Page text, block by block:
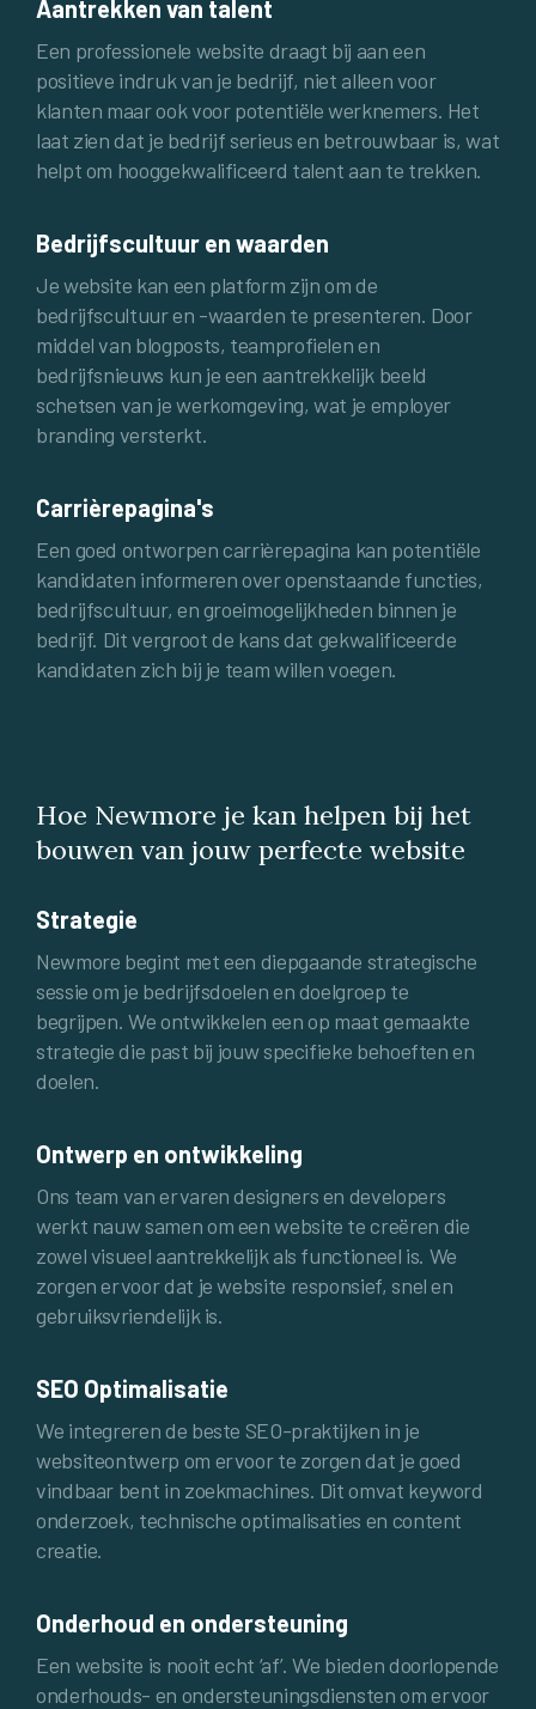
Aantrekken van talent
Een professionele website draagt bij aan een
positieve indruk van je bedrijf, niet alleen voor
klanten maar ook voor potentiële werknemers. Het
laat zien dat je bedrijf serieus en betrouwbaar is, wat
helpt om hooggekwalificeerd talent aan te trekken.
Bedrijfscultuur en waarden
Je website kan een platform zijn om de
bedrijfscultuur en -waarden te presenteren. Door
middel van blogposts, teamprofielen en
bedrijfsnieuws kun je een aantrekkelijk beeld
schetsen van je werkomgeving, wat je employer
branding versterkt.
Carrièrepagina's
Een goed ontworpen carrièrepagina kan potentiële
kandidaten informeren over openstaande functies,
bedrijfscultuur, en groeimogelijkheden binnen je
bedrijf. Dit vergroot de kans dat gekwalificeerde
kandidaten zich bij je team willen voegen.
Hoe Newmore je kan helpen bij het
bouwen van jouw perfecte website
Strategie
Newmore begint met een diepgaande strategische
sessie om je bedrijfsdoelen en doelgroep te
begrijpen. We ontwikkelen een op maat gemaakte
strategie die past bij jouw specifieke behoeften en
doelen.
Ontwerp en ontwikkeling
Ons team van ervaren designers en developers
werkt nauw samen om een website te creëren die
zowel visueel aantrekkelijk als functioneel is. We
zorgen ervoor dat je website responsief, snel en
gebruiksvriendelijk is.
SEO Optimalisatie
We integreren de beste SEO-praktijken in je
websiteontwerp om ervoor te zorgen dat je goed
vindbaar bent in zoekmachines. Dit omvat keyword
onderzoek, technische optimalisaties en content
creatie.
Onderhoud en ondersteuning
Een website is nooit echt ‘af’. We bieden doorlopende
onderhouds- en ondersteuningsdiensten om ervoor